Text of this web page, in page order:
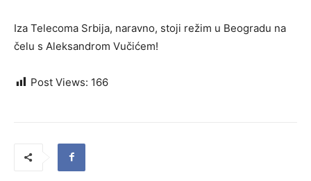
Iza Telecoma Srbija, naravno, stoji režim u Beogradu na
čelu s Aleksandrom Vučićem!
Post Views: 166